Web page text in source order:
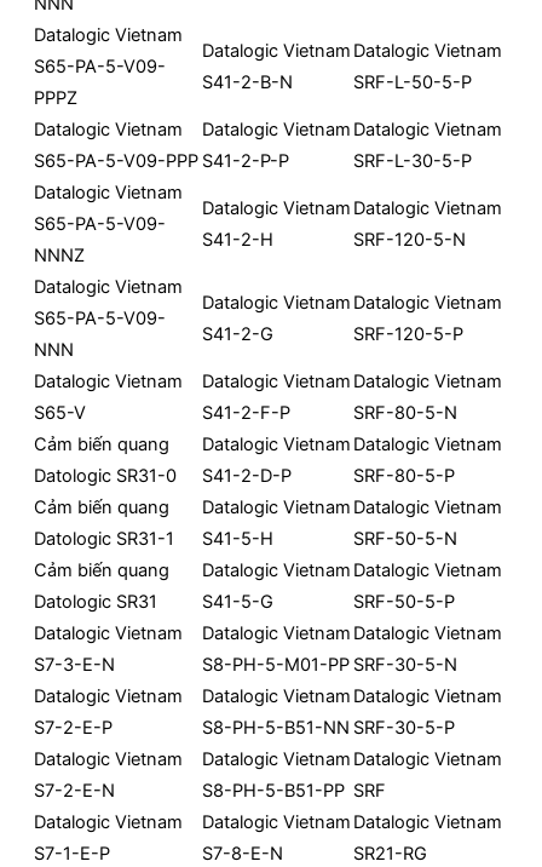
Datalogic Vietnam
S65-PA-5-V09-
PPPZ
Datalogic Vietnam
S41-2-B-N
Datalogic Vietnam
SRF-L-50-5-P
Datalogic Vietnam
S65-PA-5-V09-PPP
Datalogic Vietnam
S41-2-P-P
Datalogic Vietnam
SRF-L-30-5-P
Datalogic Vietnam
S65-PA-5-V09-
NNNZ
Datalogic Vietnam
S41-2-H
Datalogic Vietnam
SRF-120-5-N
Datalogic Vietnam
S65-PA-5-V09-
NNN
Datalogic Vietnam
S41-2-G
Datalogic Vietnam
SRF-120-5-P
Datalogic Vietnam
S65-V
Datalogic Vietnam
S41-2-F-P
Datalogic Vietnam
SRF-80-5-N
Cảm biến quang
Datologic SR31-0
Datalogic Vietnam
S41-2-D-P
Datalogic Vietnam
SRF-80-5-P
Cảm biến quang
Datologic SR31-1
Datalogic Vietnam
S41-5-H
Datalogic Vietnam
SRF-50-5-N
Cảm biến quang
Datologic SR31
Datalogic Vietnam
S41-5-G
Datalogic Vietnam
SRF-50-5-P
Datalogic Vietnam
S7-3-E-N
Datalogic Vietnam
S8-PH-5-M01-PP
Datalogic Vietnam
SRF-30-5-N
Datalogic Vietnam
S7-2-E-P
Datalogic Vietnam
S8-PH-5-B51-NN
Datalogic Vietnam
SRF-30-5-P
Datalogic Vietnam
S7-2-E-N
Datalogic Vietnam
S8-PH-5-B51-PP
Datalogic Vietnam
SRF
Datalogic Vietnam
S7-1-E-P
Datalogic Vietnam
S7-8-E-N
Datalogic Vietnam
SR21-RG